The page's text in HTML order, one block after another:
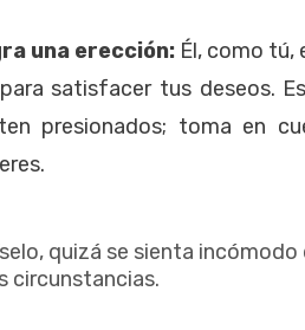
una erección: Él, como tú,
satisfacer tus deseos.
presionados; toma en
quizá se sienta incómodo
circunstancias.